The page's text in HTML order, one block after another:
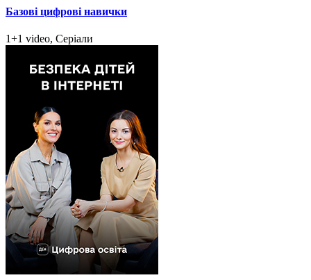
Базові цифрові навички
1+1 video, Серіали